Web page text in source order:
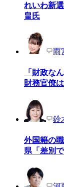
れいわ新
畠氏
雨
「財政な
財務官僚
鈴
外国籍の
県「差別で